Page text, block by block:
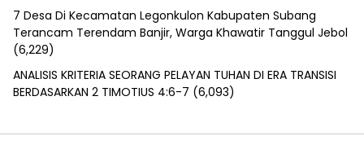
7 Desa Di Kecamatan Legonkulon Kabupaten Subang
Terancam Terendam Banjir, Warga Khawatir Tanggul Jebol
(6,229)
ANALISIS KRITERIA SEORANG PELAYAN TUHAN DI ERA TRANSISI
BERDASARKAN 2 TIMOTIUS 4:6-7 (6,093)